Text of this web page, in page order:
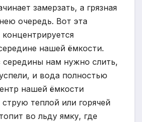
замерзать, а грязная
очередь. Вот эта
концентрируется
нашей ёмкости.
середины нам нужно слить,
и вода полностью
нашей ёмкости
теплой или горячей
во льду ямку, где